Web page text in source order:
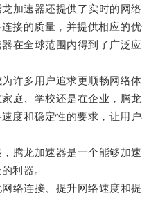
速器还提供了实时的网络
接的质量，并提供相应的优
全球范围内得到了广泛应
多用户追求更顺畅网络体
、学校还是在企业，腾龙
度和稳定性的要求，让用
龙加速器是一个能够加速
利器。
连接、提升网络速度和提